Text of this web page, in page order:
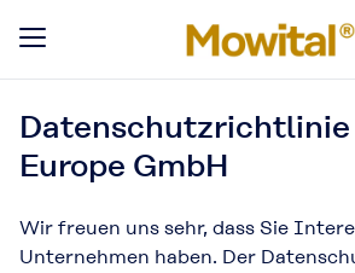
Datenschutzrichtlinie
Europe GmbH
Wir freuen uns sehr, dass Sie
Unternehmen haben. Der